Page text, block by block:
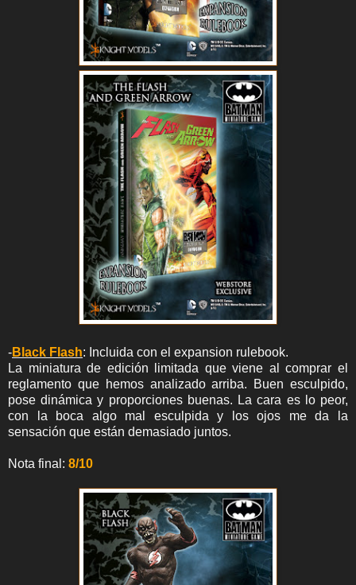
-Black Flash: Incluida con el expansion rulebook.
La miniatura de edición limitada que viene al comprar el
reglamento que hemos analizado arriba. Buen esculpido,
pose dinámica y proporciones buenas. La cara es lo peor,
con la boca algo mal esculpida y los ojos me da la
sensación que están demasiado juntos.
Nota final: 8/10